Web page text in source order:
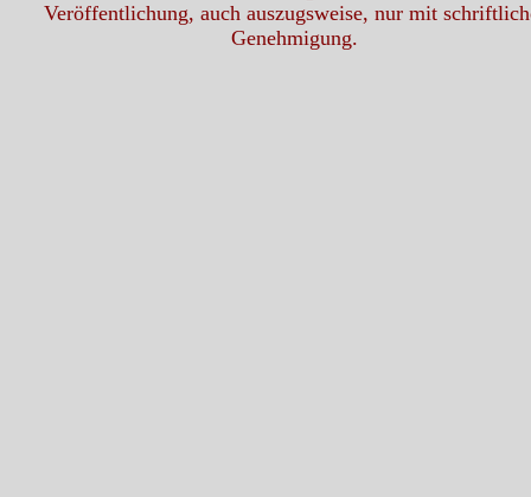
Veröffentlichung, auch auszugsweise, nur mit
Genehmigung.